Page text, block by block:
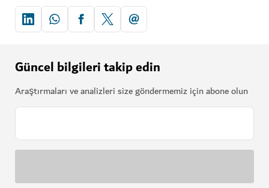
Güncel bilgileri takip edin
Araştırmaları ve analizleri size göndermemiz için abone olun